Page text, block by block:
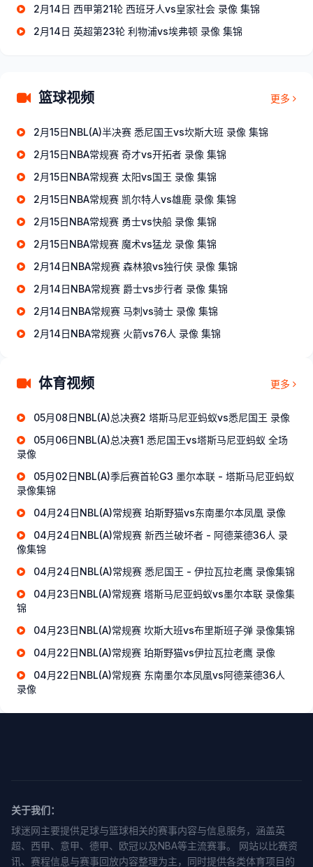
2月14日 西甲第21轮 西班牙人vs皇家社会 录像 集锦
2月14日 英超第23轮 利物浦vs埃弗顿 录像 集锦
篮球视频 更多
2月15日NBL(A)半决赛 悉尼国王vs坎斯大班 录像 集锦
2月15日NBA常规赛 奇才vs开拓者 录像 集锦
2月15日NBA常规赛 太阳vs国王 录像 集锦
2月15日NBA常规赛 凯尔特人vs雄鹿 录像 集锦
2月15日NBA常规赛 勇士vs快船 录像 集锦
2月15日NBA常规赛 魔术vs猛龙 录像 集锦
2月14日NBA常规赛 森林狼vs独行侠 录像 集锦
2月14日NBA常规赛 爵士vs步行者 录像 集锦
2月14日NBA常规赛 马刺vs骑士 录像 集锦
2月14日NBA常规赛 火箭vs76人 录像 集锦
体育视频 更多
05月08日NBL(A)总决赛2 塔斯马尼亚蚂蚁vs悉尼国王 录像
05月06日NBL(A)总决赛1 悉尼国王vs塔斯马尼亚蚂蚁 全场
录像
05月02日NBL(A)季后赛首轮G3 墨尔本联 - 塔斯马尼亚蚂蚁
录像集锦
04月24日NBL(A)常规赛 珀斯野猫vs东南墨尔本凤凰 录像
04月24日NBL(A)常规赛 新西兰破坏者 - 阿德莱德36人 录
像集锦
04月24日NBL(A)常规赛 悉尼国王 - 伊拉瓦拉老鹰 录像集锦
04月23日NBL(A)常规赛 塔斯马尼亚蚂蚁vs墨尔本联 录像集
锦
04月23日NBL(A)常规赛 坎斯大班vs布里斯班子弹 录像集锦
04月22日NBL(A)常规赛 珀斯野猫vs伊拉瓦拉老鹰 录像
04月22日NBL(A)常规赛 东南墨尔本凤凰vs阿德莱德36人
录像
关于我们：
球迷网主要提供足球与篮球相关的赛事内容与信息服务，涵盖英
超、西甲、意甲、德甲、欧冠以及NBA等主流赛事。 网站以比赛资
讯、赛程信息与赛事回放内容整理为主，同时提供各类体育项目的